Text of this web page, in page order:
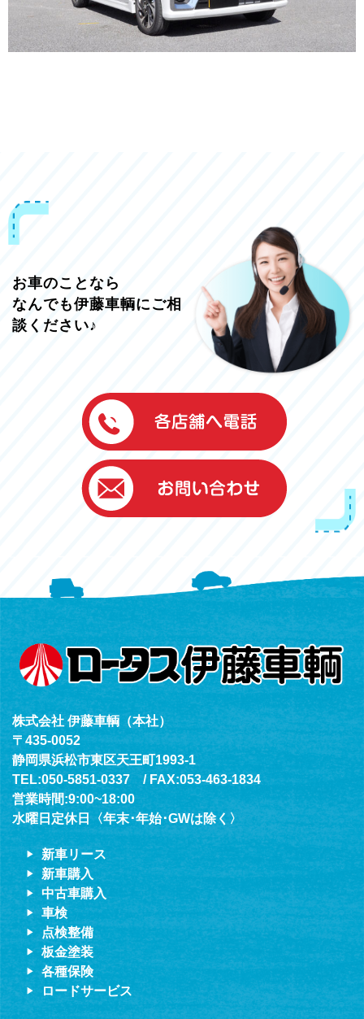
お車のことなら
なんでも伊藤車輌にご相
談ください♪
伊藤車輌（本社）
050-5851-0337
グッドワン浜松
050-5851-0338
浜北店
050-5851-0339
（年中無休24h対応）
株式会社 伊藤車輌（本社）
〒435-0052
静岡県浜松市東区天王町1993-1
TEL:050-5851-0337 / FAX:053-463-1834
営業時間:9:00~18:00
水曜日定休日〈年末･年始･GWは除く〉
新車リース
新車購入
中古車購入
車検
点検整備
板金塗装
各種保険
ロードサービス